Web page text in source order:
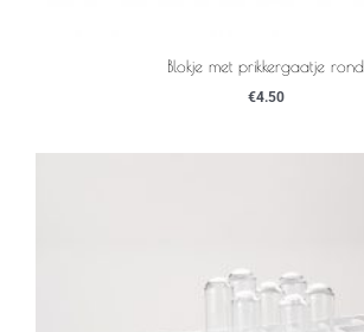
Blokje met prikkergaatje rond
€4.50